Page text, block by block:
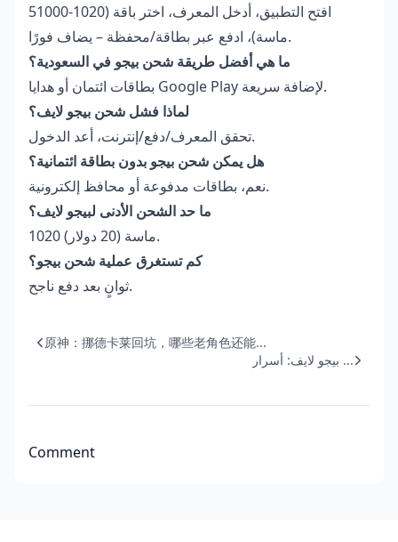
افتح التطبيق، أدخل المعرف، اختر باقة (1020-51000
ماسة)، ادفع عبر بطاقة/محفظة – يضاف فورًا.
ما هي أفضل طريقة شحن بيجو في السعودية؟
بطاقات ائتمان أو هدايا Google Play لإضافة سريعة.
لماذا فشل شحن بيجو لايف؟
تحقق المعرف/دفع/إنترنت، أعد الدخول.
هل يمكن شحن بيجو بدون بطاقة ائتمانية؟
نعم، بطاقات مدفوعة أو محافظ إلكترونية.
ما حد الشحن الأدنى لبيجو لايف؟
1020 ماسة (20 دولار).
كم تستغرق عملية شحن بيجو؟
ثوانٍ بعد دفع ناجح.
原神：挪德卡莱回坑，哪些老角色还能...
بيجو لايف: أسرار ...
Comment